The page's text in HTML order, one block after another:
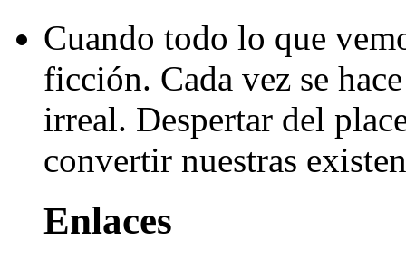
Cuando todo lo que
ficción. Cada vez se
irreal. Despertar del
convertir nuestras
Enlaces